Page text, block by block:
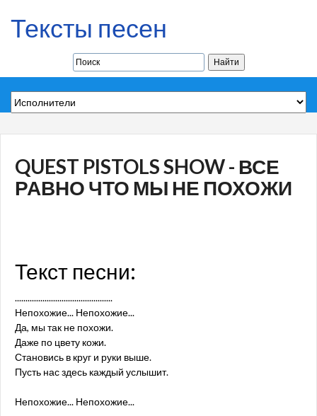
Тексты песен
QUEST PISTOLS SHOW - ВСЕ
РАВНО ЧТО МЫ НЕ ПОХОЖИ
Текст песни:
..............................................
Непохожие... Непохожие...
Да, мы так не похожи.
Даже по цвету кожи.
Становись в круг и руки выше.
Пусть нас здесь каждый услышит.
Непохожие... Непохожие...